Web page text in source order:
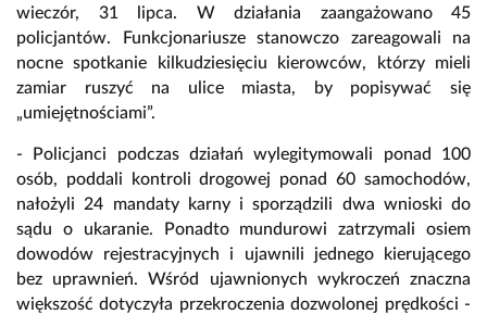
wieczór, 31 lipca. W działania zaangażowano 45
policjantów. Funkcjonariusze stanowczo zareagowali na
nocne spotkanie kilkudziesięciu kierowców, którzy mieli
zamiar ruszyć na ulice miasta, by popisywać się
„umiejętnościami”.
- Policjanci podczas działań wylegitymowali ponad 100
osób, poddali kontroli drogowej ponad 60 samochodów,
nałożyli 24 mandaty karny i sporządzili dwa wnioski do
sądu o ukaranie. Ponadto mundurowi zatrzymali osiem
dowodów rejestracyjnych i ujawnili jednego kierującego
bez uprawnień. Wśród ujawnionych wykroczeń znaczna
większość dotyczyła przekroczenia dozwolonej prędkości -